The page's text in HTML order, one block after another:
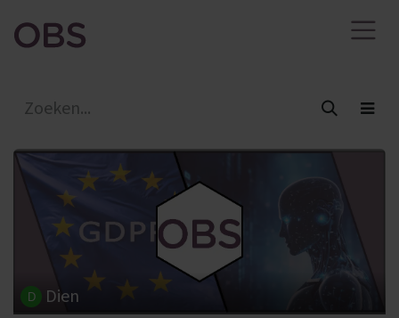
Dien